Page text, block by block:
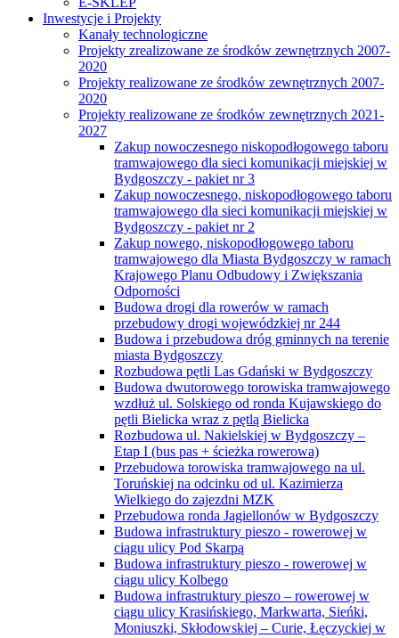
Inwestycje i Projekty
Kanały technologiczne
Projekty zrealizowane ze środków zewnętrznych 2007-
2020
Projekty realizowane ze środków zewnętrznych 2007-
2020
Projekty realizowane ze środków zewnętrznych 2021-
2027
Zakup nowoczesnego niskopodłogowego taboru
tramwajowego dla sieci komunikacji miejskiej w
Bydgoszczy - pakiet nr 3
Zakup nowoczesnego, niskopodłogowego taboru
tramwajowego dla sieci komunikacji miejskiej w
Bydgoszczy - pakiet nr 2
Zakup nowego, niskopodłogowego taboru
tramwajowego dla Miasta Bydgoszczy w ramach
Krajowego Planu Odbudowy i Zwiększania
Odporności
Budowa drogi dla rowerów w ramach
przebudowy drogi wojewódzkiej nr 244
Budowa i przebudowa dróg gminnych na terenie
miasta Bydgoszczy
Rozbudowa pętli Las Gdański w Bydgoszczy
Budowa dwutorowego torowiska tramwajowego
wzdłuż ul. Solskiego od ronda Kujawskiego do
pętli Bielicka wraz z pętlą Bielicka
Rozbudowa ul. Nakielskiej w Bydgoszczy –
Etap I (bus pas + ścieżka rowerowa)
Przebudowa torowiska tramwajowego na ul.
Toruńskiej na odcinku od ul. Kazimierza
Wielkiego do zajezdni MZK
Przebudowa ronda Jagiellonów w Bydgoszczy
Budowa infrastruktury pieszo - rowerowej w
ciągu ulicy Pod Skarpą
Budowa infrastruktury pieszo - rowerowej w
ciągu ulicy Kolbego
Budowa infrastruktury pieszo – rowerowej w
ciągu ulicy Krasińskiego, Markwarta, Sieńki,
Moniuszki, Skłodowskiej – Curie, Łęczyckiej w